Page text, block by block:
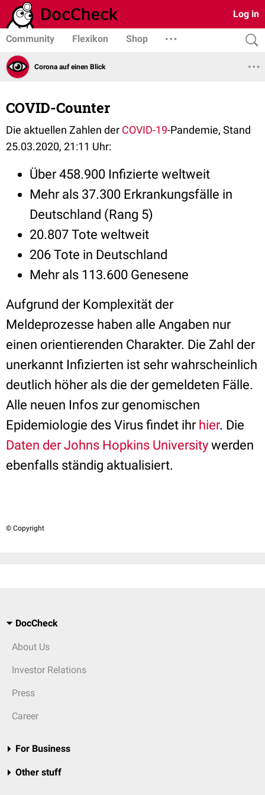
Log in
Community Flexikon Shop
Corona auf einen Blick
COVID-Counter
Die aktuellen Zahlen der COVID-19-Pandemie, Stand
25.03.2020, 21:11 Uhr:
Über 458.900 Infizierte weltweit
Mehr als 37.300 Erkrankungsfälle in
Deutschland (Rang 5)
20.807 Tote weltweit
206 Tote in Deutschland
Mehr als 113.600 Genesene
Aufgrund der Komplexität der
Meldeprozesse haben alle Angaben nur
einen orientierenden Charakter. Die Zahl der
unerkannt Infizierten ist sehr wahrscheinlich
deutlich höher als die der gemeldeten Fälle.
Alle neuen Infos zur genomischen
Epidemiologie des Virus findet ihr hier. Die
Daten der Johns Hopkins University werden
ebenfalls ständig aktualisiert.
© Copyright
DocCheck
About Us
Investor Relations
Press
Career
For Business
Other stuff